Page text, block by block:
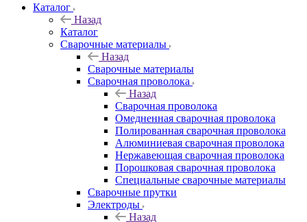
Каталог
Назад
Каталог
Сварочные материалы
Назад
Сварочные материалы
Сварочная проволока
Назад
Сварочная проволока
Омедненная сварочная проволока
Полированная сварочная проволока
Алюминиевая сварочная проволока
Нержавеющая сварочная проволока
Порошковая сварочная проволока
Специальные сварочные материалы
Сварочные прутки
Электроды
Назад